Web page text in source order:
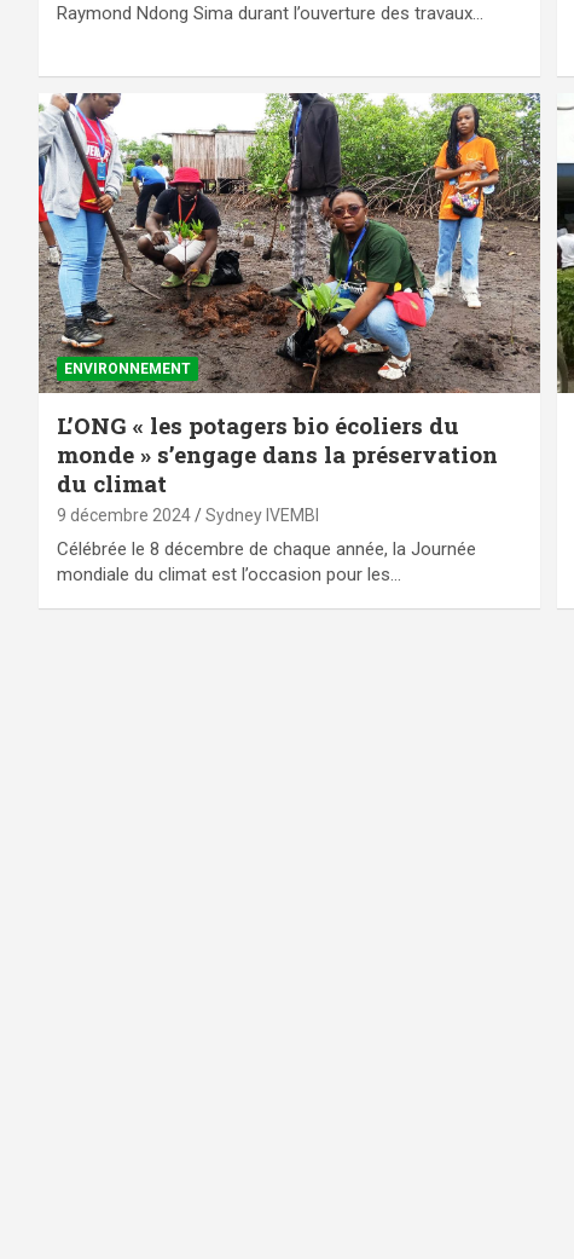
Raymond Ndong Sima durant l’ouverture des travaux…
ENVIRONNEMENT
L’ONG « les potagers bio écoliers du
monde » s’engage dans la préservation
du climat
9 décembre 2024 Sydney IVEMBI
Célébrée le 8 décembre de chaque année, la Journée
mondiale du climat est l’occasion pour les…